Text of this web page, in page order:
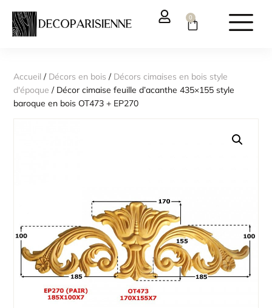
0
Accueil / Décors en bois / Décors cimaises en bois style
d'époque / Décor cimaise feuille d’acanthe 435×155 style
baroque en bois OT473 + EP270